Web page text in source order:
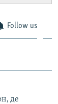
Follow us
де